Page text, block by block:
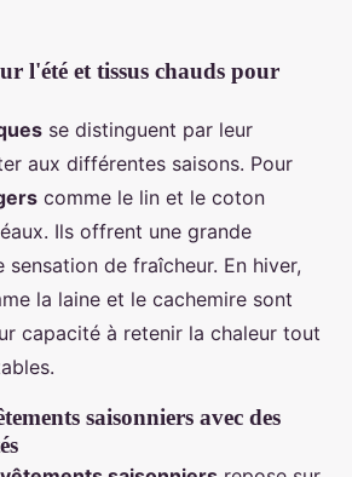
l'été et tissus chauds pour
se distinguent par leur
aux différentes saisons. Pour
comme le lin et le coton
Ils offrent une grande
de fraîcheur. En hiver,
la laine et le cachemire sont
capacité à retenir la chaleur tout
saisonniers avec des